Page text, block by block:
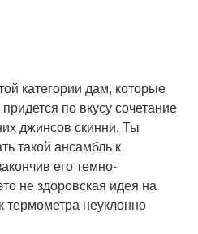
категории дам, которые
по вкусу сочетание
джинсов скинни. Ты
такой ансамбль к
его темно-
не здоровская идея на
термометра неуклонно